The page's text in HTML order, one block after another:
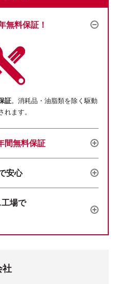
無料保証！
証。消耗品・油脂類を除く駆動
れます。
間無料保証
安心
場で
社